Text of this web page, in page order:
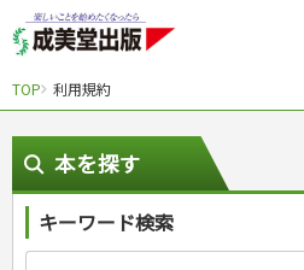
TOP 利用規約
本を探す
キーワード検索